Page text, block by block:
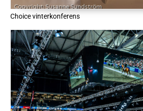
Choice vinterkonferens